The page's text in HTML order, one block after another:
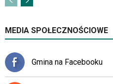
strzałek
odpowiadających
im
klawiaturowych
w
czytniku
MEDIA SPOŁECZNOŚCIOWE
Gmina na Facebooku